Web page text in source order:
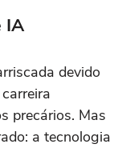
IA
devido
precários. Mas
a tecnologia